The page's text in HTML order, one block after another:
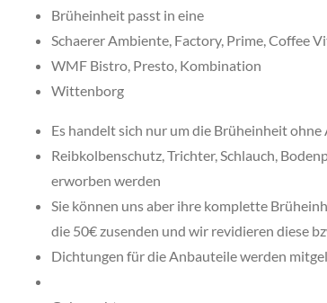
Brüheinheit passt in eine
Schaerer Ambiente, Factory, Prime, Coffee
WMF Bistro, Presto, Kombination
Wittenborg
Es handelt sich nur um die Brüheinheit
Reibkolbenschutz, Trichter, Schlauch,
erworben werden
Sie können uns aber ihre komplette
die 50€ zusenden und wir revidieren diese
Dichtungen für die Anbauteile werden